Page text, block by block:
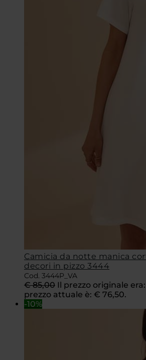
Camicia da notte manica
decori in pizzo 3444
Cod. 3444P_VA
€85,00 Il prezzo originale
prezzo attuale è: € 76,50.
-10%